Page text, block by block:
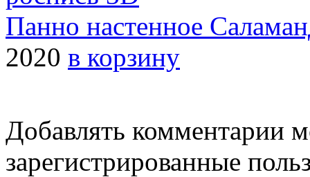
Панно настенное
2020 в корзину
Добавлять комментарии
зарегистрированные